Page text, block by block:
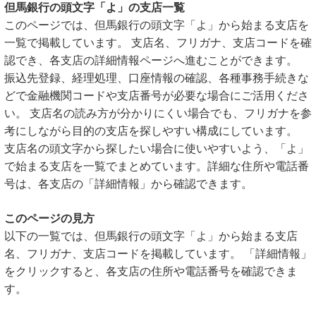
但馬銀行の頭文字「よ」の支店一覧
このページでは、但馬銀行の頭文字「よ」から始まる支店を
一覧で掲載しています。 支店名、フリガナ、支店コードを確
認でき、各支店の詳細情報ページへ進むことができます。
振込先登録、経理処理、口座情報の確認、各種事務手続きな
どで金融機関コードや支店番号が必要な場合にご活用くださ
い。 支店名の読み方が分かりにくい場合でも、フリガナを参
考にしながら目的の支店を探しやすい構成にしています。
支店名の頭文字から探したい場合に使いやすいよう、「よ」
で始まる支店を一覧でまとめています。詳細な住所や電話番
号は、各支店の「詳細情報」から確認できます。
このページの見方
以下の一覧では、但馬銀行の頭文字「よ」から始まる支店
名、フリガナ、支店コードを掲載しています。 「詳細情報」
をクリックすると、各支店の住所や電話番号を確認できま
す。